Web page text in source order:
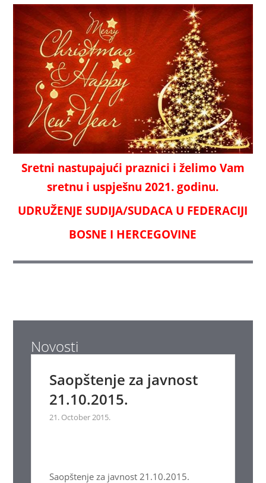
Sretni nastupajući praznici i želimo Vam
sretnu i uspješnu 2021. godinu.
UDRUŽENJE SUDIJA/SUDACA U FEDERACIJI
BOSNE I HERCEGOVINE
Novosti
Saopštenje za javnost
21.10.2015.
21. October 2015.
Saopštenje za javnost 21.10.2015.